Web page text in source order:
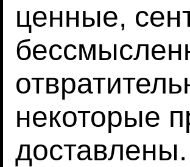
ценные,
некоторые